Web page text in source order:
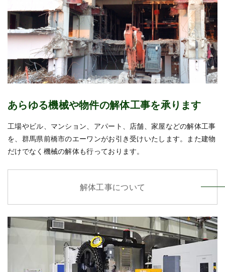
あらゆる機械や物件の解体工事を承ります
工場やビル、マンション、アパート、店舗、家屋などの解体工事
を、群馬県前橋市のエーワンがお引き受けいたします。また建物
だけでなく機械の解体も行っております。
解体工事について